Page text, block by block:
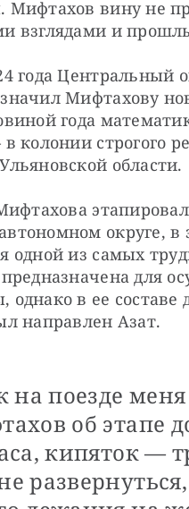
вину не
взглядами и
года Центральный
Мифтахову
года
колонии строгого
области.
округе, в
одной из самых
для
в ее составе
направлен Азат.
на поезде
об этапе
кипяток —